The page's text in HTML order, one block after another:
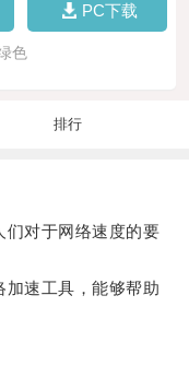
PC下载
色
排行
对于网络速度的要
速工具，能够帮助